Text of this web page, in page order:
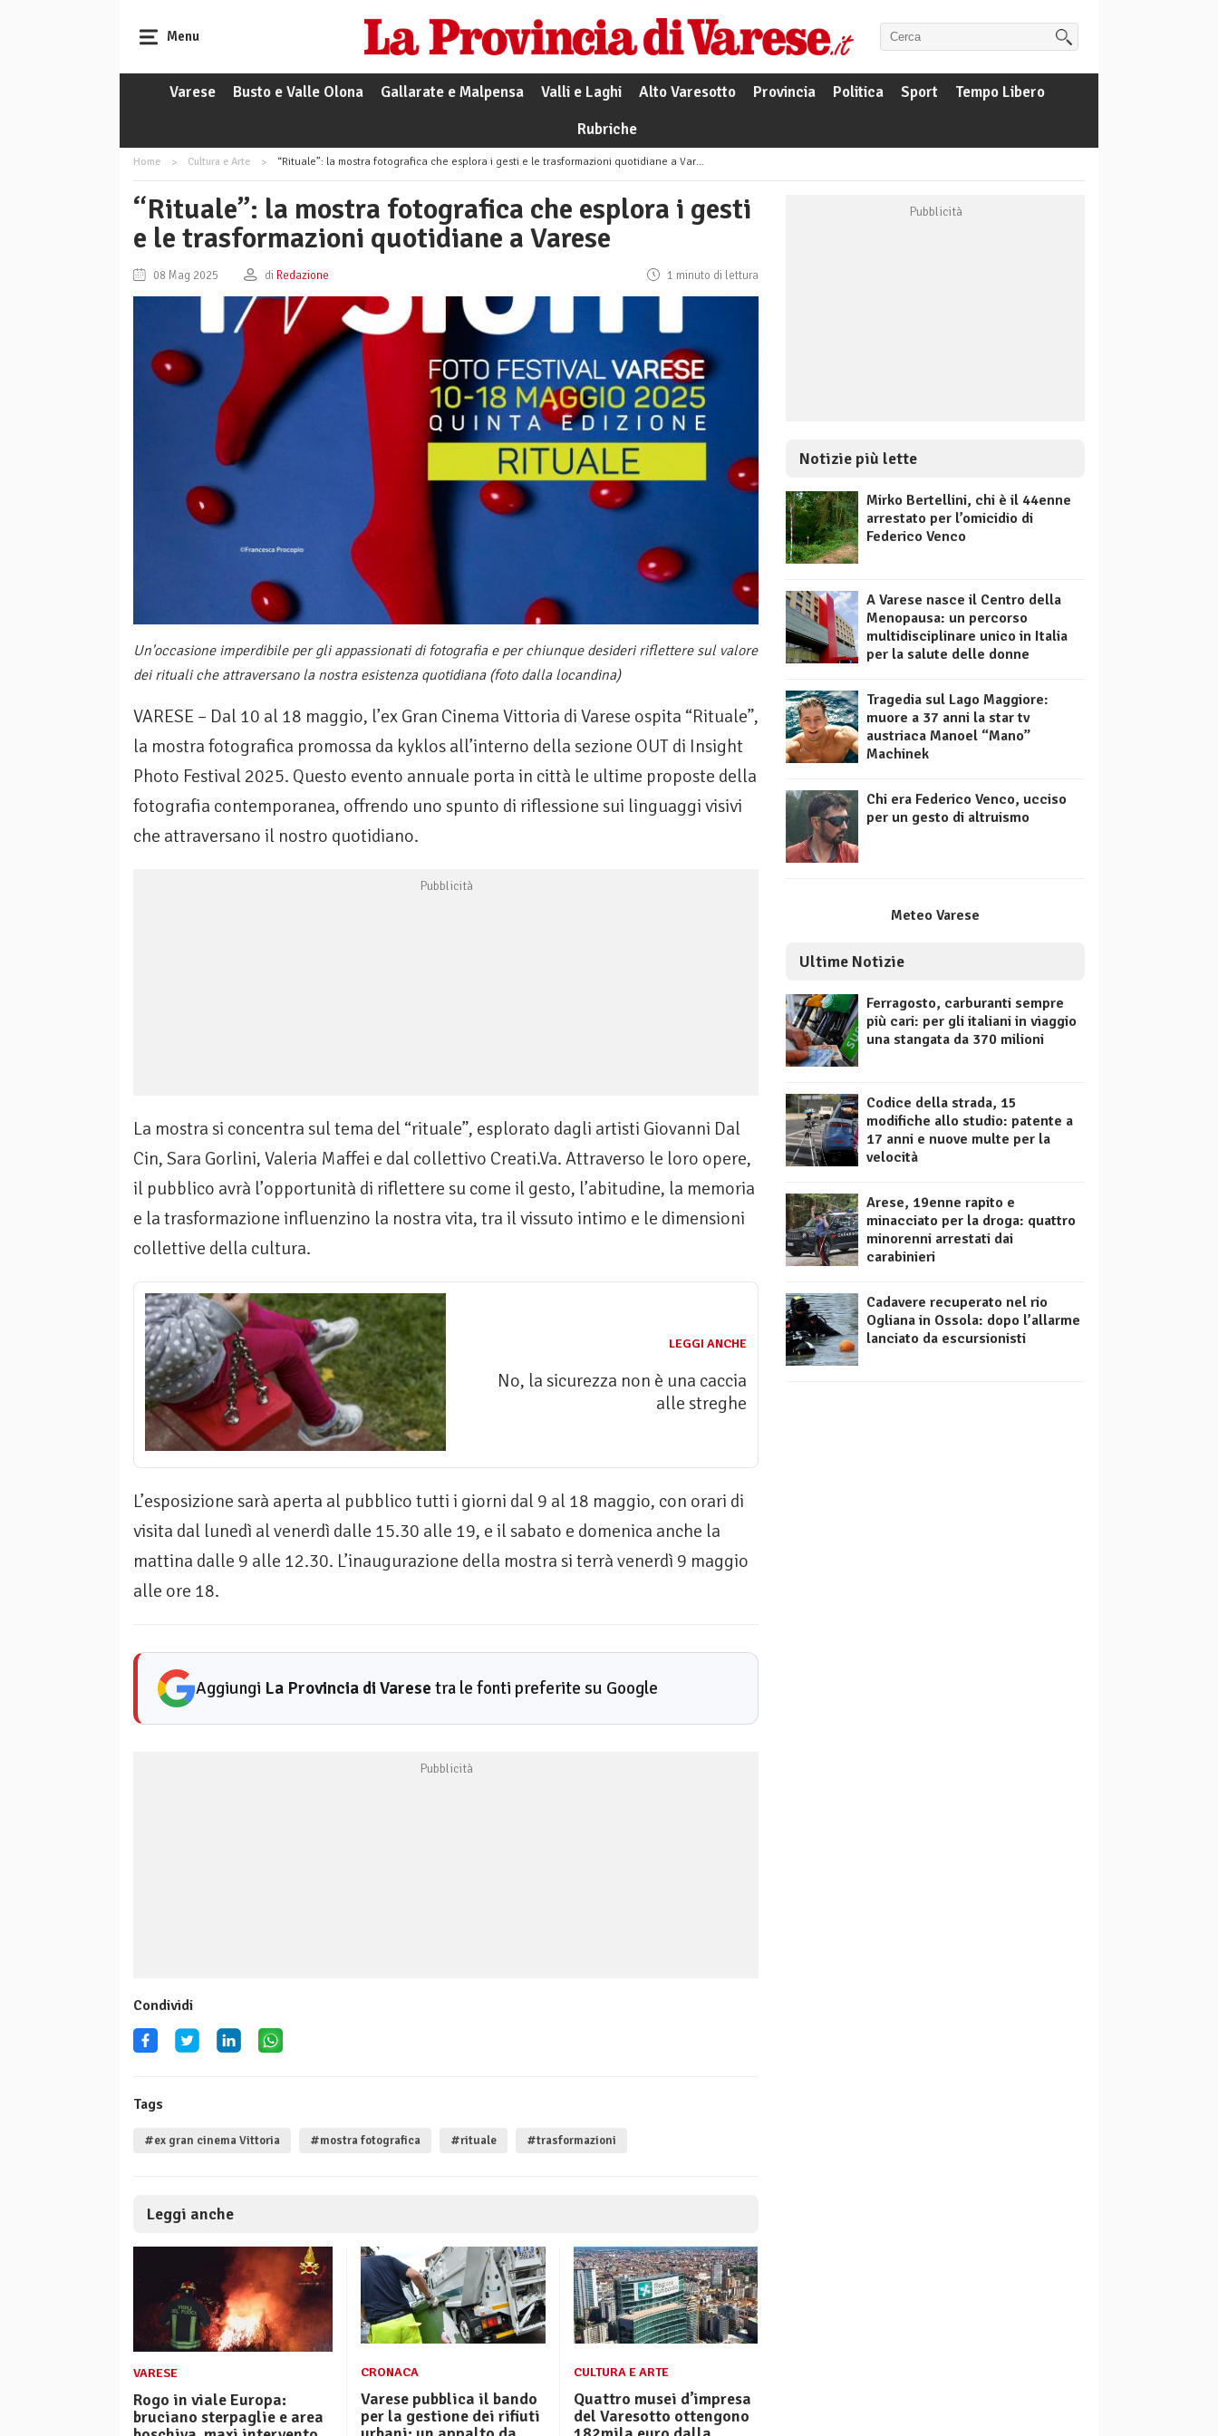
Menu
Varese Busto e Valle Olona Gallarate e Malpensa Valli e Laghi Alto Varesotto Provincia Politica Sport
Tempo Libero
Rubriche
Home Cultura e Arte “Rituale”: la mostra fotografica che esplora i gesti e le trasformazioni quotidiane a Varese
“Rituale”: la mostra fotografica che esplora i gesti
e le trasformazioni quotidiane a Varese
08 Mag 2025 di Redazione 1 minuto di lettura
Un'occasione imperdibile per gli appassionati di fotografia e per chiunque desideri riflettere sul valore
dei rituali che attraversano la nostra esistenza quotidiana (foto dalla locandina)
VARESE – Dal 10 al 18 maggio, l’ex Gran Cinema Vittoria di Varese ospita “Rituale”,
la mostra fotografica promossa da kyklos all’interno della sezione OUT di Insight
Photo Festival 2025. Questo evento annuale porta in città le ultime proposte della
fotografia contemporanea, offrendo uno spunto di riflessione sui linguaggi visivi
che attraversano il nostro quotidiano.
La mostra si concentra sul tema del “rituale”, esplorato dagli artisti Giovanni Dal
Cin, Sara Gorlini, Valeria Maffei e dal collettivo Creati.Va. Attraverso le loro opere,
il pubblico avrà l’opportunità di riflettere su come il gesto, l’abitudine, la memoria
e la trasformazione influenzino la nostra vita, tra il vissuto intimo e le dimensioni
collettive della cultura.
LEGGI ANCHE
No, la sicurezza non è una caccia
alle streghe
L’esposizione sarà aperta al pubblico tutti i giorni dal 9 al 18 maggio, con orari di
visita dal lunedì al venerdì dalle 15.30 alle 19, e il sabato e domenica anche la
mattina dalle 9 alle 12.30. L’inaugurazione della mostra si terrà venerdì 9 maggio
alle ore 18.
Aggiungi La Provincia di Varese tra le fonti preferite su Google
Condividi
Tags
#ex gran cinema Vittoria #mostra fotografica #rituale #trasformazioni
Leggi anche
VARESE
Rogo in viale Europa:
bruciano sterpaglie e area
CRONACA
Varese pubblica il bando
per la gestione dei rifiuti
CULTURA E ARTE
Quattro musei d’impresa
del Varesotto ottengono
Notizie più lette
Mirko Bertellini, chi è il 44enne
arrestato per l’omicidio di
Federico Venco
A Varese nasce il Centro della
Menopausa: un percorso
multidisciplinare unico in Italia
per la salute delle donne
Tragedia sul Lago Maggiore:
muore a 37 anni la star tv
austriaca Manoel “Mano”
Machinek
Chi era Federico Venco, ucciso
per un gesto di altruismo
Meteo Varese
Ultime Notizie
Ferragosto, carburanti sempre
più cari: per gli italiani in viaggio
una stangata da 370 milioni
Codice della strada, 15
modifiche allo studio: patente a
17 anni e nuove multe per la
velocità
Arese, 19enne rapito e
minacciato per la droga: quattro
minorenni arrestati dai
carabinieri
Cadavere recuperato nel rio
Ogliana in Ossola: dopo l’allarme
lanciato da escursionisti